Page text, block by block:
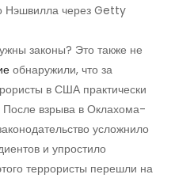
Нэшвилла через Getty
законы? Это также не
обнаружили, что за
в США практически
После взрыва в Оклахома-
усложнило
и упростило
террористы перешли на